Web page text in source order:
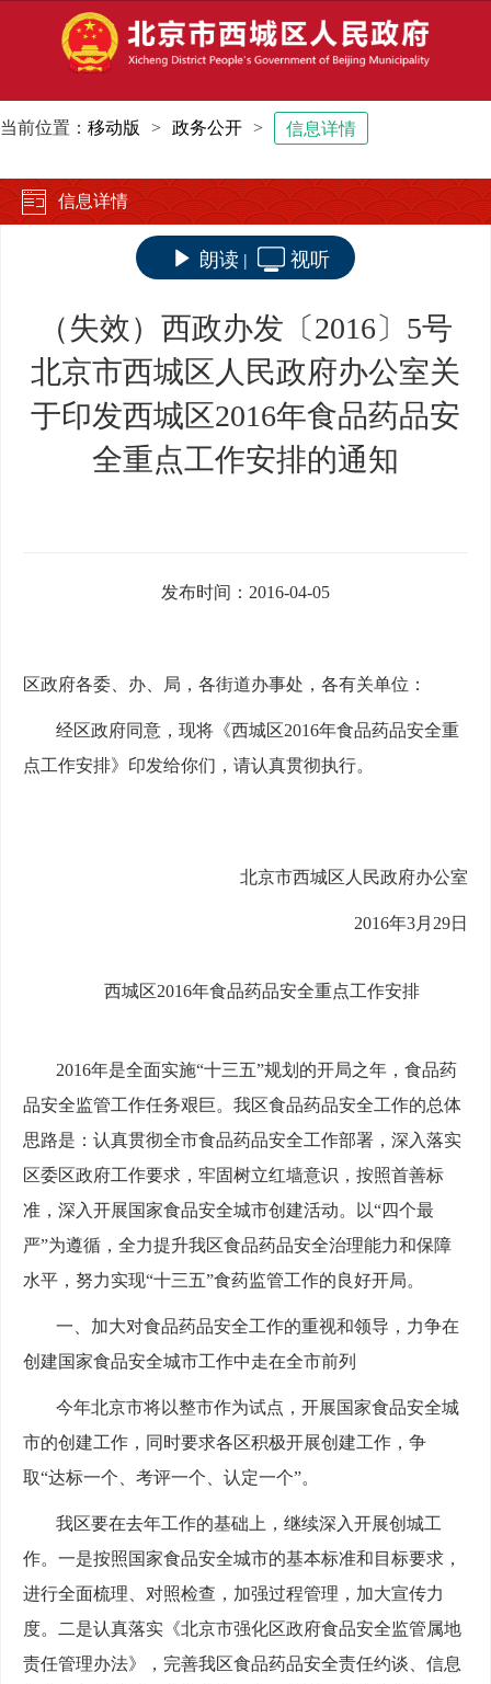
当前位置： 移动版 > 政务公开 > 信息详情
信息详情
朗读 | 视听
（失效）西政办发〔2016〕5号
北京市西城区人民政府办公室关
于印发西城区2016年食品药品安
全重点工作安排的通知
发布时间：2016-04-05
区政府各委、办、局，各街道办事处，各有关单位：
经区政府同意，现将《西城区2016年食品药品安全重
点工作安排》印发给你们，请认真贯彻执行。
北京市西城区人民政府办公室
2016年3月29日
西城区2016年食品药品安全重点工作安排
2016年是全面实施“十三五”规划的开局之年，食品药
品安全监管工作任务艰巨。我区食品药品安全工作的总体
思路是：认真贯彻全市食品药品安全工作部署，深入落实
区委区政府工作要求，牢固树立红墙意识，按照首善标
准，深入开展国家食品安全城市创建活动。以“四个最
严”为遵循，全力提升我区食品药品安全治理能力和保障
水平，努力实现“十三五”食药监管工作的良好开局。
一、加大对食品药品安全工作的重视和领导，力争在
创建国家食品安全城市工作中走在全市前列
今年北京市将以整市作为试点，开展国家食品安全城
市的创建工作，同时要求各区积极开展创建工作，争
取“达标一个、考评一个、认定一个”。
我区要在去年工作的基础上，继续深入开展创城工
作。一是按照国家食品安全城市的基本标准和目标要求，
进行全面梳理、对照检查，加强过程管理，加大宣传力
度。二是认真落实《北京市强化区政府食品安全监管属地
责任管理办法》，完善我区食品药品安全责任约谈、信息